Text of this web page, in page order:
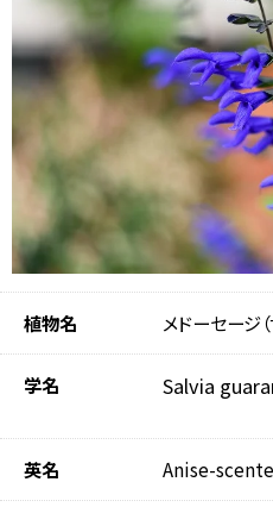
植物名 メドーセージ
学名 Salvia
英名 Anise-